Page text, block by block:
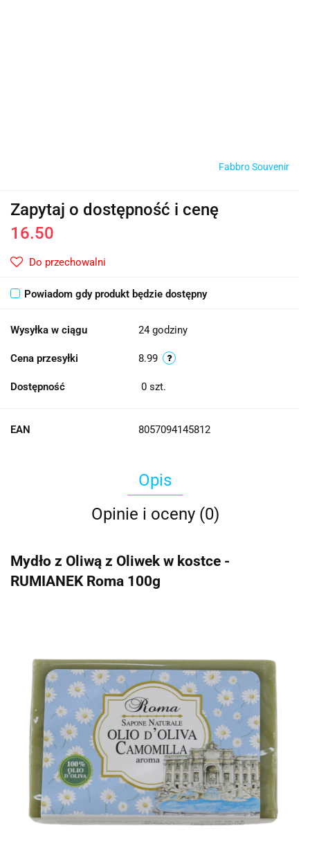
Fabbro Souvenir
Zapytaj o dostępność i cenę
16.50
Do przechowalni
Powiadom gdy produkt będzie dostępny
Wysyłka w ciągu 24 godziny
Cena przesyłki 8.99
Dostępność 0 szt.
EAN 8057094145812
Opis
Opinie i oceny (0)
Mydło z Oliwą z Oliwek w kostce -
RUMIANEK Roma 100g